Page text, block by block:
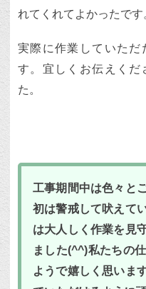
れてくれてよかったです
実際に作業していただ
す。宜しくお伝えくだ
た。
工事期間中は色々と
初は警戒して吠えて
は大人しく作業を見
ました(^^)私たちの
ようで嬉しく思いま